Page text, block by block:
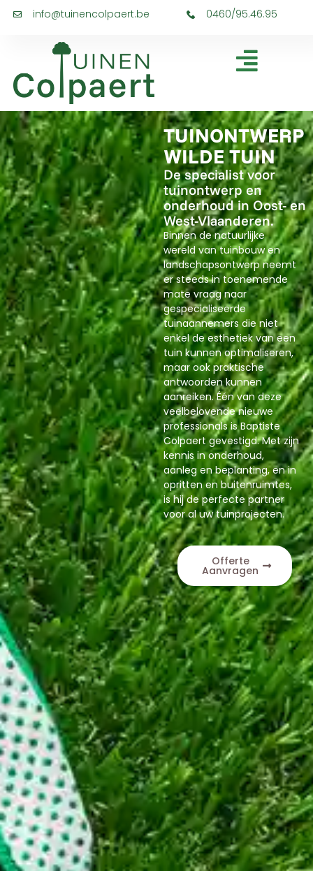
info@tuinencolpaert.be 0460/95.46.95
TUINONTWERP
WILDE TUIN
De specialist voor
tuinontwerp en
onderhoud in Oost- en
West-Vlaanderen.
Binnen de natuurlijke
wereld van tuinbouw en
landschapsontwerp neemt
er steeds in toenemende
mate vraag naar
gespecialiseerde
tuinaannemers die niet
enkel de esthetiek van een
tuin kunnen optimaliseren,
maar ook praktische
antwoorden kunnen
aanreiken. Één van deze
veelbelovende nieuwe
professionals is Baptiste
Colpaert gevestigd. Met zijn
kennis in onderhoud,
aanleg en beplanting, en in
opritten en buitenruimtes,
is hij de perfecte partner
voor al uw tuinprojecten.
Offerte
Aanvragen